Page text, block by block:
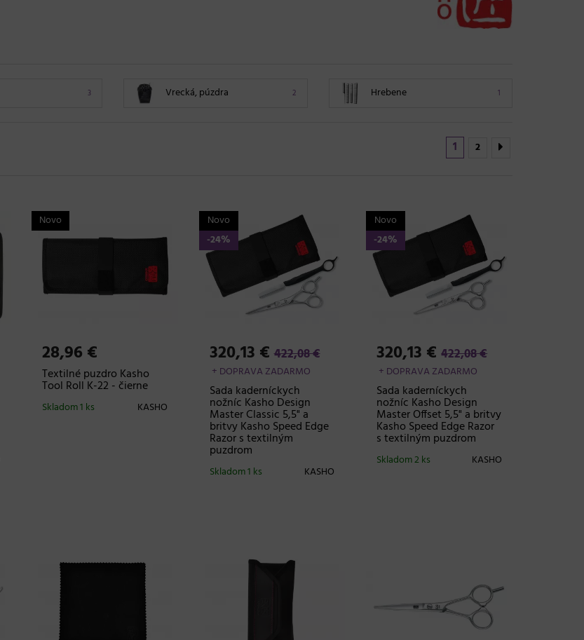
3 2
Vrecká, púzdra 1
Hrebene
1 2
Novo
28,96 €
Textilné puzdro Kasho
Tool Roll K-22 - čierne
KASHO
Skladom 1 ks
Novo
-24%
320,13 €422,08 €
+ DOPRAVA ZADARMO
Sada kaderníckych
nožníc Kasho Design
Master Classic 5,5" a
britvy Kasho Speed ​​Edge
Razor s textilným
puzdrom
KASHO
Skladom 1 ks
Novo
-24%
320,13 €422,08 €
+ DOPRAVA ZADARMO
Sada kaderníckych
nožníc Kasho Design
Master Offset 5,5" a britvy
Kasho Speed ​​Edge Razor
s textilným puzdrom
KASHO
Skladom 2 ks